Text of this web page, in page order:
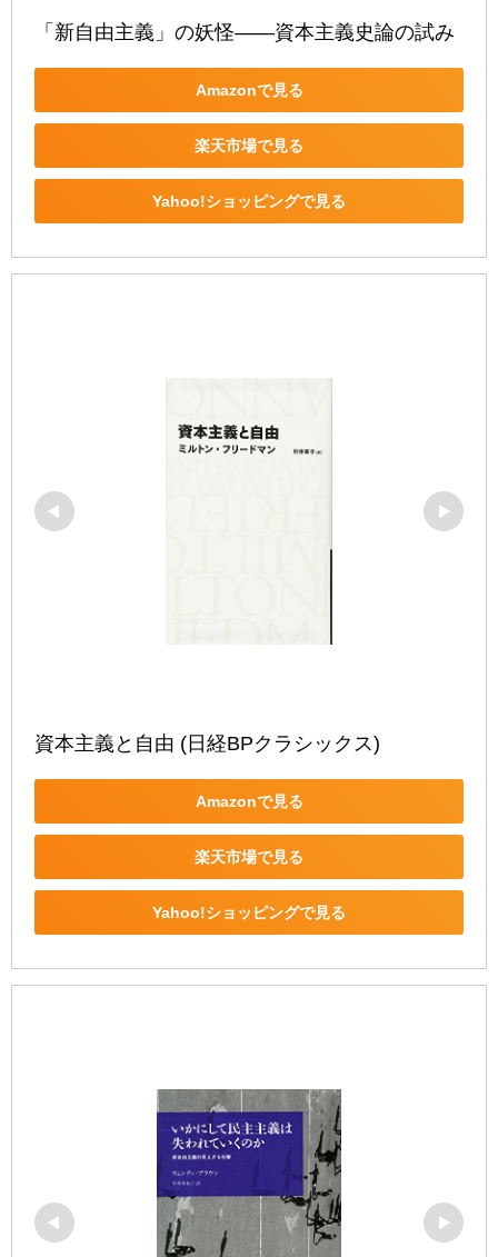
「新自由主義」の妖怪――資本主義史論の試み
Amazonで見る
楽天市場で見る
Yahoo!ショッピングで見る
資本主義と自由 (日経BPクラシックス)
Amazonで見る
楽天市場で見る
Yahoo!ショッピングで見る